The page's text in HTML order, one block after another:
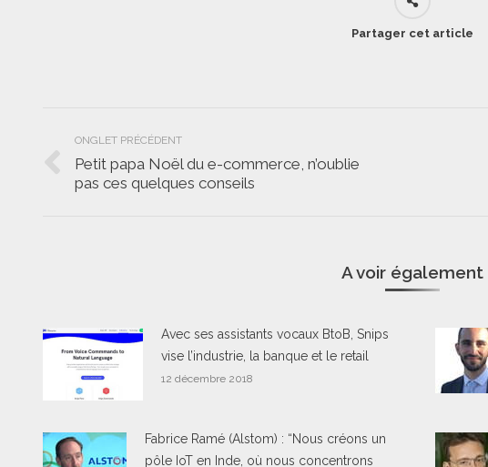
Partager cet article
Navigation
de
commentaire
ONGLET PRÉCÉDENT
Onglet
précédent
Petit papa Noël du e-commerce, n’oublie
pas ces quelques conseils
A voir également
Avec ses assistants vocaux BtoB, Snips
vise l’industrie, la banque et le retail
12 décembre 2018
Fabrice Ramé (Alstom) : “Nous créons un
pôle IoT en Inde, où nous concentrons